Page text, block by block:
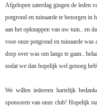
Afgelopen zaterdag gingen de leden
potgrond en tuinaarde te bezorgen in
aan het opknappen van uw tuin.. en
voor onze potgrond en tuinaarde was
dorp over was om langs te gaan..
zodat we dan hopelijk wel genoeg
We willen iedereen hartelijk
sponsoren van onze club! Hopelijk